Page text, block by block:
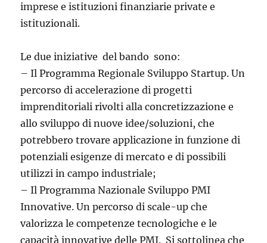
imprese e istituzioni finanziarie private e
istituzionali.
Le due iniziative del bando sono:
– Il Programma Regionale Sviluppo Startup. Un
percorso di accelerazione di progetti
imprenditoriali rivolti alla concretizzazione e
allo sviluppo di nuove idee/soluzioni, che
potrebbero trovare applicazione in funzione di
potenziali esigenze di mercato e di possibili
utilizzi in campo industriale;
– Il Programma Nazionale Sviluppo PMI
Innovative. Un percorso di scale-up che
valorizza le competenze tecnologiche e le
capacità innovative delle PMI. Si sottolinea che